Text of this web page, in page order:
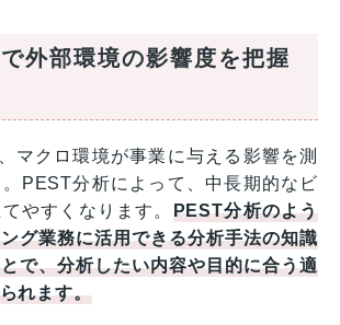
外部環境の影響度を把握
マクロ環境が事業に与える影響を測
PEST分析によって、中長期的なビ
やすくなります。 PEST分析のよう
グ業務に活用できる分析手法の知識
で、分析したい内容や目的に合う適
れます。